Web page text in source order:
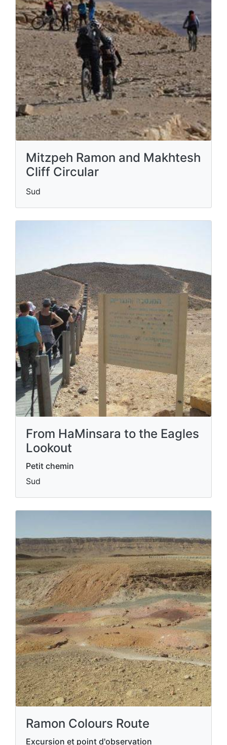
Mitzpeh Ramon and Makhtesh
Cliff Circular
Sud
From HaMinsara to the Eagles
Lookout
Petit chemin
Sud
Ramon Colours Route
Excursion et point d'observation